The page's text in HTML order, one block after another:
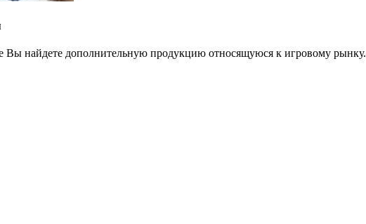
Вы найдете дополнительную продукцию относящуюся к игровому рынку.